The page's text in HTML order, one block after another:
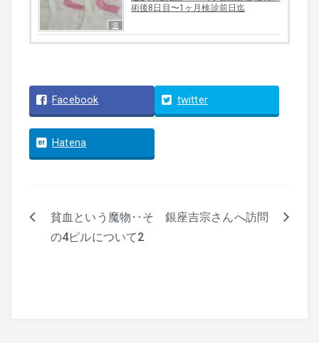
道
術後8日目〜1ヶ月検診前日迄
Facebook twitter
Hatena
貧血という魔物‥そ
の4ピルについて2
銀座吉宗さんへ訪問